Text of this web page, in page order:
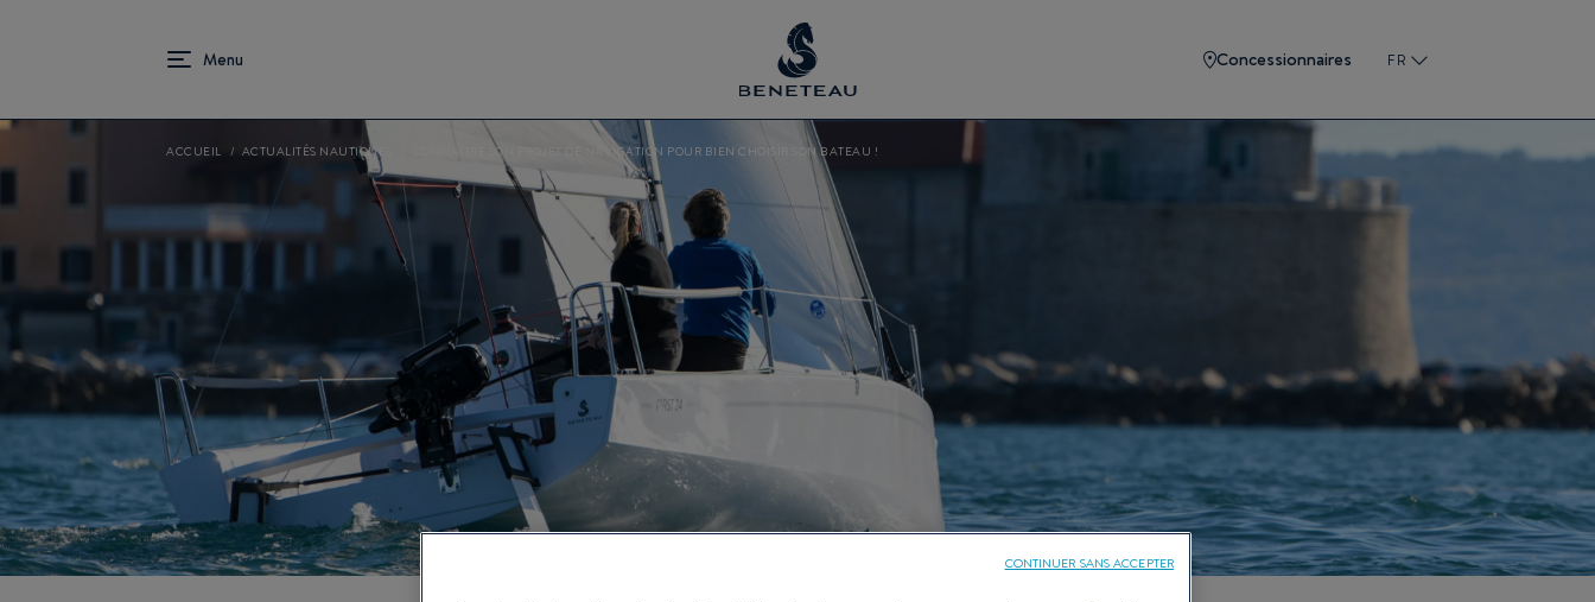
Concessionnaires FR
ACCUEIL ACTUALITÉS NAUTIQUES CONNAÎTRE SON PROJET DE NAVIGATION POUR BIEN CHOISIR SON BATEAU !
CONTINUER SANS ACCEPTER